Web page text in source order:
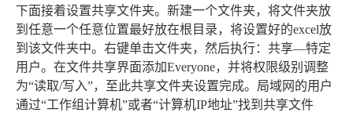
下面接着设置共享文件夹。新建一个文件夹，将文件夹放
到任意一个任意位置最好放在根目录，将设置好的excel放
到该文件夹中。右键单击文件夹，然后执行：共享—特定
用户。在文件共享界面添加Everyone，并将权限级别调整
为“读取/写入”，至此共享文件夹设置完成。局域网的用户
通过“工作组计算机”或者“计算机IP地址”找到共享文件